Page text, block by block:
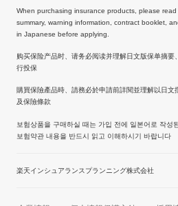
When purchasing insurance products, please
summary, warning information, contract booklet,
in Japanese before applying.
购买保险产品时、请务必阅读并理解日文版保单摘
行投保
購買保險產品時、請務必於申請前詳閱並理解以日
及保險條款
보험상품을 구매하실 때는 가입 전에 일본어로 작성
보험약관 내용을 반드시 읽고 이해하시기 바랍니다
楽天インシュアランスプランニング株式会社